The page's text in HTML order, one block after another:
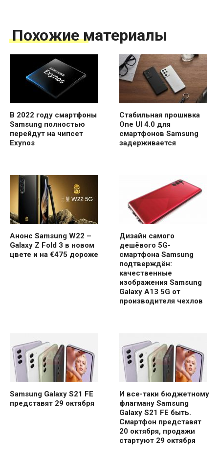
Похожие материалы
В 2022 году смартфоны
Samsung полностью
перейдут на чипсет
Exynos
Стабильная прошивка
One UI 4.0 для
смартфонов Samsung
задерживается
Анонс Samsung W22 –
Galaxy Z Fold 3 в новом
цвете и на €475 дороже
Дизайн самого
дешёвого 5G-
смартфона Samsung
подтверждён:
качественные
изображения Samsung
Galaxy A13 5G от
производителя чехлов
Samsung Galaxy S21 FE
представят 29 октября
И все-таки бюджетному
флагману Samsung
Galaxy S21 FE быть.
Смартфон представят
20 октября, продажи
стартуют 29 октября